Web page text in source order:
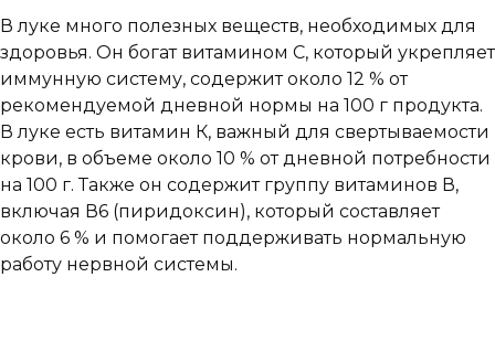
В луке много полезных веществ, необходимых для
здоровья. Он богат витамином C, который укрепляет
иммунную систему, содержит около 12 % от
рекомендуемой дневной нормы на 100 г продукта.
В луке есть витамин К, важный для свертываемости
крови, в объеме около 10 % от дневной потребности
на 100 г. Также он содержит группу витаминов В,
включая В6 (пиридоксин), который составляет
около 6 % и помогает поддерживать нормальную
работу нервной системы.